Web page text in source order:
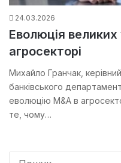
24.03.2026
Еволюція
агросекторі
Михайло Гранчак,
банківського
еволюцію M&A в
те, чому…